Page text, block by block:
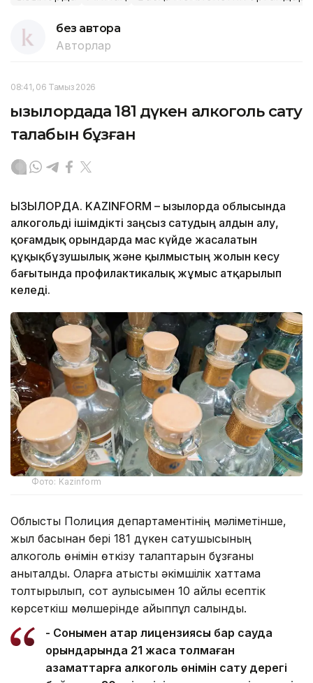
без автора
Авторлар
08:41, 06 Тамыз 2026
Қызылордада 181 дүкен алкоголь сату
талабын бұзған
ҚЫЗЫЛОРДА. KAZINFORM – Қызылорда облысында
алкогольді ішімдікті заңсыз сатудың алдын алу,
қоғамдық орындарда мас күйде жасалатын
құқықбұзушылық және қылмыстың жолын кесу
бағытында профилактикалық жұмыс атқарылып
келеді.
Фото: Kazinform
Облыстық Полиция департаментінің мәліметінше,
жыл басынан бері 181 дүкен сатушысының
алкоголь өнімін өткізу талаптарын бұзғаны
анықталды. Оларға қатысты әкімшілік хаттама
толтырылып, сот қаулысымен 10 айлық есептік
көрсеткіш мөлшерінде айыппұл салынды.
- Сонымен қатар лицензиясы бар сауда
орындарында 21 жасқа толмаған
азаматтарға алкоголь өнімін сату дерегі